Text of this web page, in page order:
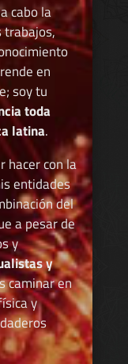
cabo la
trabajos,
en
soy tu
toda
latina.
hacer con la
entidades
del
a pesar de
y
y
caminar en
y